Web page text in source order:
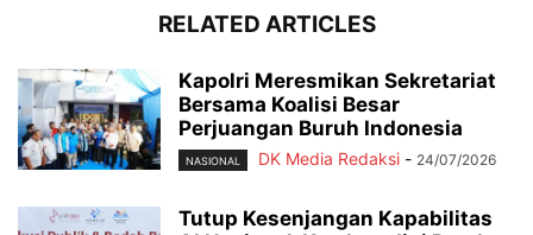
RELATED ARTICLES
Kapolri Meresmikan Sekretariat
Bersama Koalisi Besar
Perjuangan Buruh Indonesia
NASIONAL DK Media Redaksi - 24/07/2026
Tutup Kesenjangan Kapabilitas